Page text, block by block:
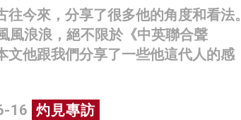
今來，分享了很多他的角度和看法。
風浪浪，絕不限於《中英聯合聲
文他跟我們分享了一些他這代人的感
16 灼見專訪